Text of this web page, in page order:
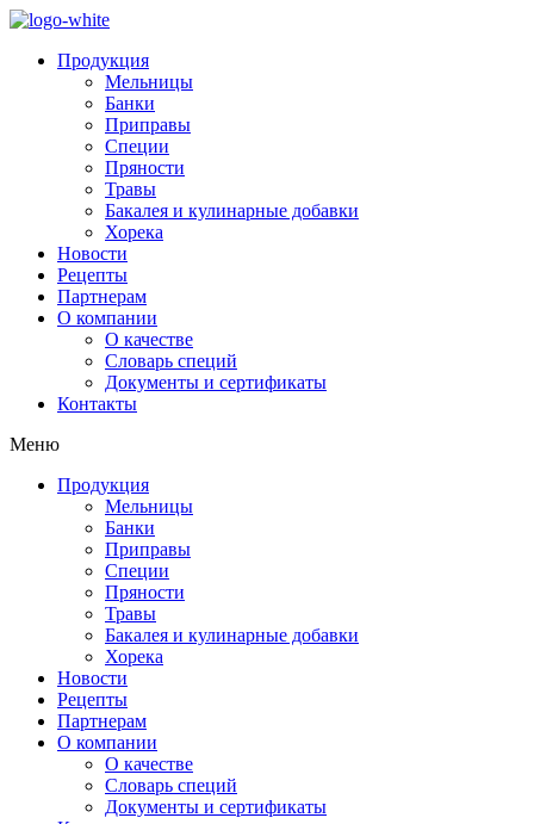
Продукция
Мельницы
Банки
Приправы
Специи
Пряности
Травы
Бакалея и кулинарные добавки
Хорека
Новости
Рецепты
Партнерам
О компании
О качестве
Словарь специй
Документы и сертификаты
Контакты
Меню
Продукция
Мельницы
Банки
Приправы
Специи
Пряности
Травы
Бакалея и кулинарные добавки
Хорека
Новости
Рецепты
Партнерам
О компании
О качестве
Словарь специй
Документы и сертификаты